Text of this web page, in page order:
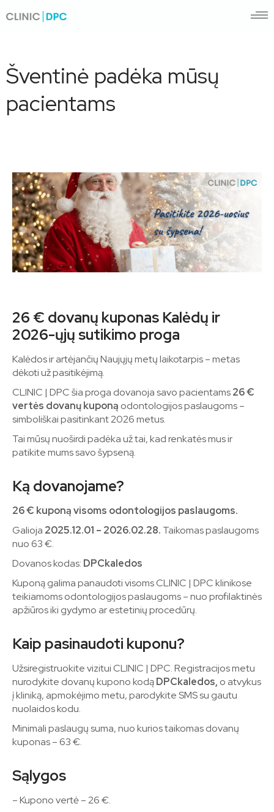
Šventinė padėka mūsų
pacientams
26 € dovanų kuponas Kalėdų ir
2026-ųjų sutikimo proga
Kalėdos ir artėjančių Naujųjų metų laikotarpis – metas
dėkoti už pasitikėjimą.
CLINIC | DPC šia proga dovanoja savo pacientams26 €
vertės dovanų kuponą odontologijos paslaugoms –
simboliškai pasitinkant 2026 metus.
Tai mūsų nuoširdi padėka už tai, kad renkatės mus ir
patikite mums savo šypseną.
Ką dovanojame?
26 € kuponą visoms odontologijos paslaugoms.
Galioja 2025.12.01 – 2026.02.28. Taikomas paslaugoms
nuo 63 €.
Dovanos kodas: DPCkaledos
Kuponą galima panaudoti visoms CLINIC | DPC klinikose
teikiamoms odontologijos paslaugoms – nuo profilaktinės
apžiūros iki gydymo ar estetinių procedūrų.
Kaip pasinaudoti kuponu?
Užsiregistruokite vizitui CLINIC | DPC. Registracijos metu
nurodykite dovanų kupono kodąDPCkaledos, o atvykus
į kliniką, apmokėjimo metu, parodykite SMS su gautu
nuolaidos kodu.
Minimali paslaugų suma, nuo kurios taikomas dovanų
kuponas – 63 €.
Sąlygos
– Kupono vertė – 26 €.